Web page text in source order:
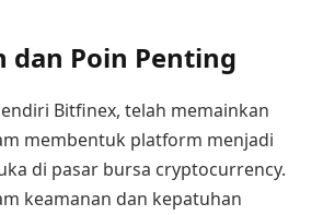
dan Poin Penting
Bitfinex, telah memainkan
membentuk platform menjadi
di pasar bursa cryptocurrency.
keamanan dan kepatuhan